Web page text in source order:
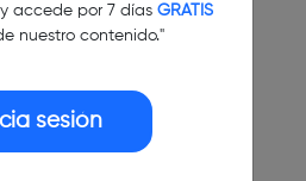
accede por 7 días GRATIS
nuestro contenido."
sesión